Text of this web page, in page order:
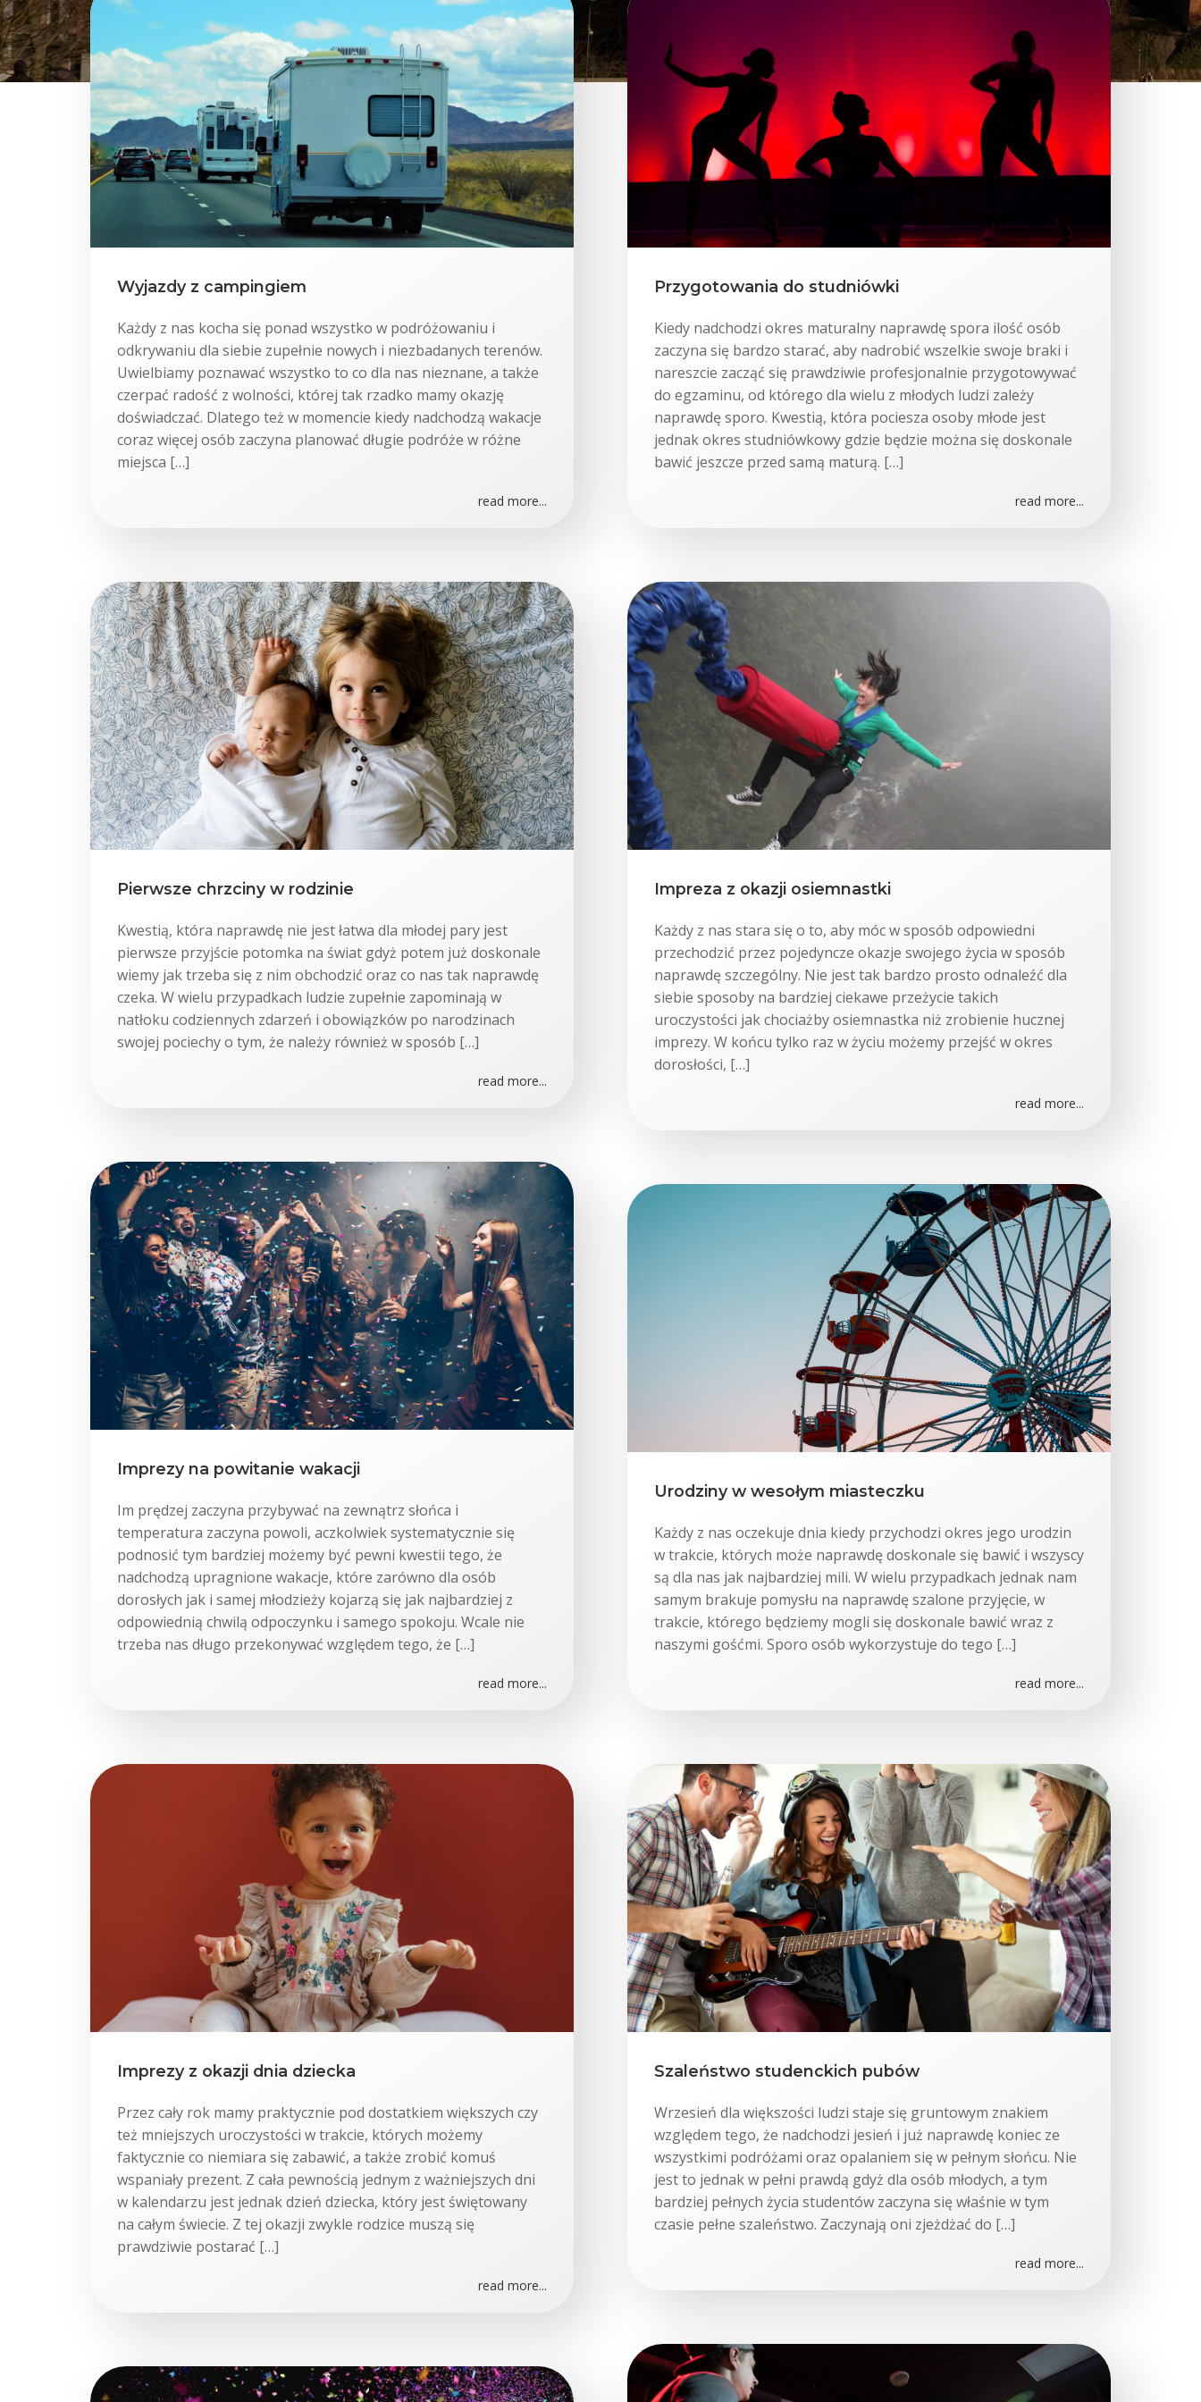
Wyjazdy z campingiem
Każdy z nas kocha się ponad wszystko w podróżowaniu i
odkrywaniu dla siebie zupełnie nowych i niezbadanych terenów.
Uwielbiamy poznawać wszystko to co dla nas nieznane, a także
czerpać radość z wolności, której tak rzadko mamy okazję
doświadczać. Dlatego też w momencie kiedy nadchodzą wakacje
coraz więcej osób zaczyna planować długie podróże w różne
miejsca […]
read more...
Przygotowania do studniówki
Kiedy nadchodzi okres maturalny naprawdę spora ilość osób
zaczyna się bardzo starać, aby nadrobić wszelkie swoje braki i
nareszcie zacząć się prawdziwie profesjonalnie przygotowywać
do egzaminu, od którego dla wielu z młodych ludzi zależy
naprawdę sporo. Kwestią, która pociesza osoby młode jest
jednak okres studniówkowy gdzie będzie można się doskonale
bawić jeszcze przed samą maturą. […]
read more...
Pierwsze chrzciny w rodzinie
Kwestią, która naprawdę nie jest łatwa dla młodej pary jest
pierwsze przyjście potomka na świat gdyż potem już doskonale
wiemy jak trzeba się z nim obchodzić oraz co nas tak naprawdę
czeka. W wielu przypadkach ludzie zupełnie zapominają w
natłoku codziennych zdarzeń i obowiązków po narodzinach
swojej pociechy o tym, że należy również w sposób […]
read more...
Impreza z okazji osiemnastki
Każdy z nas stara się o to, aby móc w sposób odpowiedni
przechodzić przez pojedyncze okazje swojego życia w sposób
naprawdę szczególny. Nie jest tak bardzo prosto odnaleźć dla
siebie sposoby na bardziej ciekawe przeżycie takich
uroczystości jak chociażby osiemnastka niż zrobienie hucznej
imprezy. W końcu tylko raz w życiu możemy przejść w okres
dorosłości, […]
read more...
Imprezy na powitanie wakacji
Im prędzej zaczyna przybywać na zewnątrz słońca i
temperatura zaczyna powoli, aczkolwiek systematycznie się
podnosić tym bardziej możemy być pewni kwestii tego, że
nadchodzą upragnione wakacje, które zarówno dla osób
dorosłych jak i samej młodzieży kojarzą się jak najbardziej z
odpowiednią chwilą odpoczynku i samego spokoju. Wcale nie
trzeba nas długo przekonywać względem tego, że […]
read more...
Urodziny w wesołym miasteczku
Każdy z nas oczekuje dnia kiedy przychodzi okres jego urodzin
w trakcie, których może naprawdę doskonale się bawić i wszyscy
są dla nas jak najbardziej mili. W wielu przypadkach jednak nam
samym brakuje pomysłu na naprawdę szalone przyjęcie, w
trakcie, którego będziemy mogli się doskonale bawić wraz z
naszymi gośćmi. Sporo osób wykorzystuje do tego […]
read more...
Imprezy z okazji dnia dziecka
Przez cały rok mamy praktycznie pod dostatkiem większych czy
też mniejszych uroczystości w trakcie, których możemy
faktycznie co niemiara się zabawić, a także zrobić komuś
wspaniały prezent. Z cała pewnością jednym z ważniejszych dni
w kalendarzu jest jednak dzień dziecka, który jest świętowany
na całym świecie. Z tej okazji zwykle rodzice muszą się
prawdziwie postarać […]
read more...
Szaleństwo studenckich pubów
Wrzesień dla większości ludzi staje się gruntowym znakiem
względem tego, że nadchodzi jesień i już naprawdę koniec ze
wszystkimi podróżami oraz opalaniem się w pełnym słońcu. Nie
jest to jednak w pełni prawdą gdyż dla osób młodych, a tym
bardziej pełnych życia studentów zaczyna się właśnie w tym
czasie pełne szaleństwo. Zaczynają oni zjeżdżać do […]
read more...